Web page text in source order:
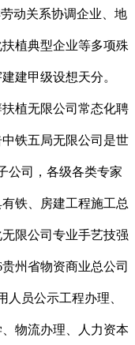
动关系协调企业、地
植典型企业等多项殊
建甲级设想天分。
植无限公司常态化聘
铁五局无限公司是世
公司，各级各类专家
铁、房建工程施工总
限公司专业手艺技强
州省物资商业总公司
员公示工程办理、
物流办理、人力资本